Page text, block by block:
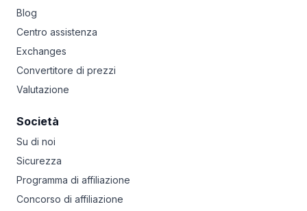
Blog
Centro assistenza
Exchanges
Convertitore di prezzi
Valutazione
Società
Su di noi
Sicurezza
Programma di affiliazione
Concorso di affiliazione